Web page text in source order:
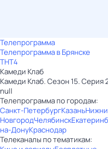
Телепрограмма
Телепрограмма в Брянске
ТНТ4
Камеди Клаб
Камеди Клаб. Сезон 15. Серия
null
Телепрограмма по городам:
Санкт-ПетербургКазань
НовгородЧелябинск
на-ДонуКраснодар
Телеканалы по тематикам: